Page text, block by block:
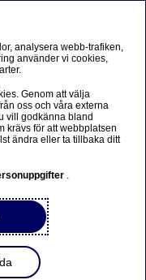
analysera webb-trafiken,
använder vi cookies,
Genom att välja
oss och våra externa
vill godkänna bland
krävs för att webbplatsen
ändra eller ta tillbaka ditt
.